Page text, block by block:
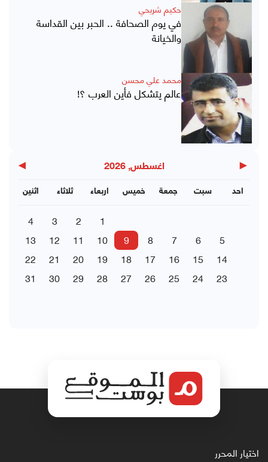
حكيم شريحي
في يوم الصحافة .. الحبر بين القداسة
والخيانة
محمد علي محسن
عالم يتشكل فأين العرب ؟!
◀ اغسطس, 2026 ▶
اثنين ثلاثاء اربعاء خميس جمعة سبت احد
1
2
3
4
5
6
7
8
9
10
11
12
13
14
15
16
17
18
19
20
21
22
23
24
25
26
27
28
29
30
31
اختيار المحرر